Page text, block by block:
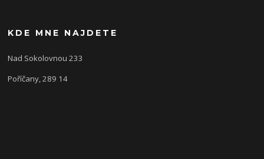
KDE MNE NAJDETE
Nad Sokolovnou 233
Poříčany, 289 14